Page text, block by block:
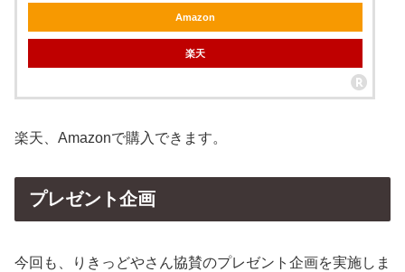
Amazon
楽天
楽天、Amazonで購入できます。
プレゼント企画
今回も、りきっどやさん協賛のプレゼント企画を実施しま